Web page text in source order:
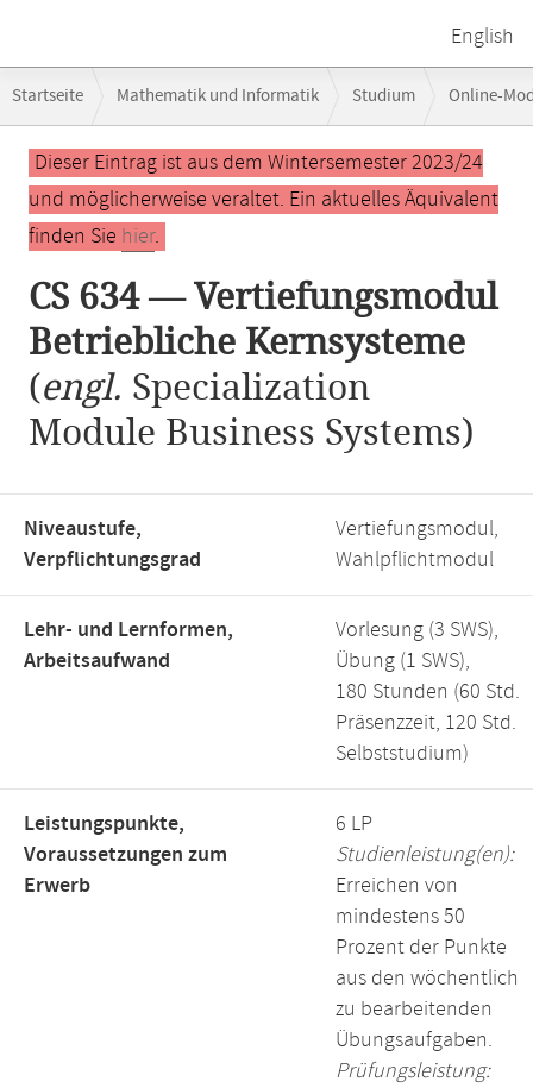
English
Navigation
Startseite Mathematik und Informatik Studium Online-
CS 634 — Vertiefungsmodul Betriebliche Kernsysteme
Hauptinhalt
Dieser Eintrag ist aus dem Wintersemester 2023/24
und möglicherweise veraltet. Ein aktuelles Äquivalent
finden Sie hier.
CS 634 — Vertiefungsmodul
Betriebliche Kernsysteme
(engl. Specialization
Module Business Systems)
Niveaustufe,
Verpflichtungsgrad
Vertiefungsmodul,
Wahlpflichtmodul
Lehr- und Lernformen,
Arbeitsaufwand
Vorlesung (3 SWS),
Übung (1 SWS),
180 Stunden (60 Std.
Präsenzzeit, 120 Std.
Selbststudium)
Leistungspunkte,
Voraussetzungen zum
Erwerb
6 LP
Studienleistung(en):
Erreichen von
mindestens 50
Prozent der Punkte
aus den wöchentlich
zu bearbeitenden
Übungsaufgaben.
Prüfungsleistung: